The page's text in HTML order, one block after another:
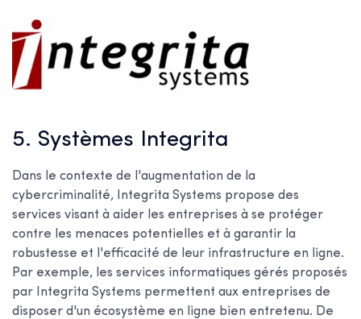
5. Systèmes Integrita
Dans le contexte de l'augmentation de la
cybercriminalité, Integrita Systems propose des
services visant à aider les entreprises à se protéger
contre les menaces potentielles et à garantir la
robustesse et l'efficacité de leur infrastructure en ligne.
Par exemple, les services informatiques gérés proposés
par Integrita Systems permettent aux entreprises de
disposer d'un écosystème en ligne bien entretenu. De